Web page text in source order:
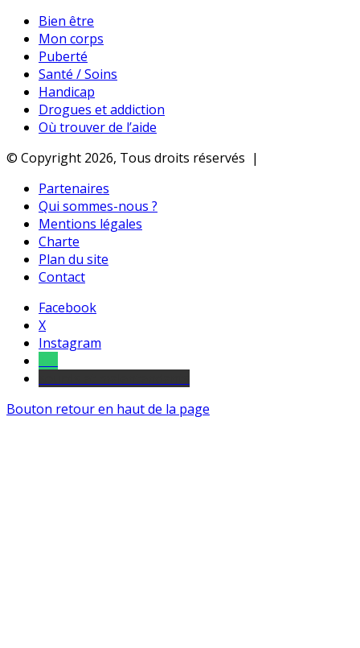
Bien être
Mon corps
Puberté
Santé / Soins
Handicap
Drogues et addiction
Où trouver de l’aide
© Copyright 2026, Tous droits réservés |
Partenaires
Qui sommes-nous ?
Mentions légales
Charte
Plan du site
Contact
Facebook
X
Instagram
Bouton retour en haut de la page